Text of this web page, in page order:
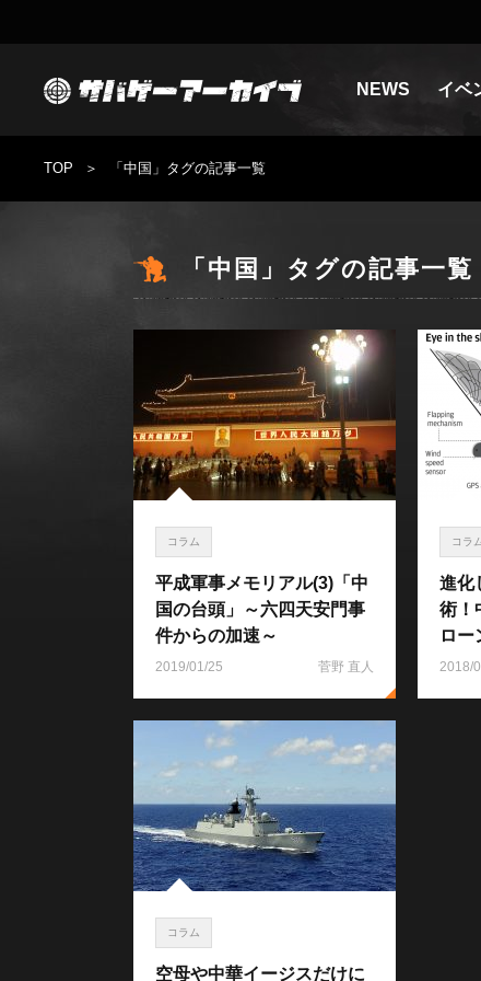
NEWS イベ
TOP 「中国」タグの記事一覧
「中国」タグの記事一覧
コラム
平成軍事メモリアル(3)「中
国の台頭」～六四天安門事
件からの加速～
2019/01/25 菅野 直人
コラ
進化
術！
ロー
2018/
コラム
空母や中華イージスだけに